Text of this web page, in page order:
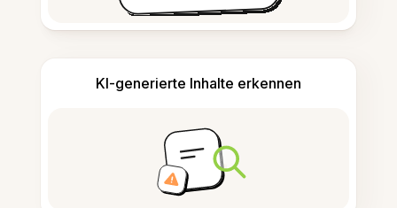
KI-generierte Inhalte erkennen